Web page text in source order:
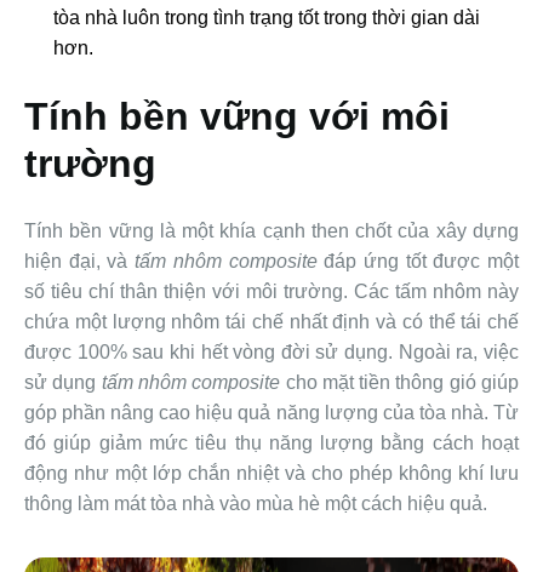
tòa nhà luôn trong tình trạng tốt trong thời gian dài
hơn.
Tính bền vững với môi
trường
Tính bền vững là một khía cạnh then chốt của xây dựng
hiện đại, vàtấm nhôm compositeđáp ứng tốt được một
số tiêu chí thân thiện với môi trường. Các tấm nhôm này
chứa một lượng nhôm tái chế nhất định và có thể tái chế
được 100% sau khi hết vòng đời sử dụng. Ngoài ra, việc
sử dụng tấm nhôm composite cho mặt tiền thông gió giúp
góp phần nâng cao hiệu quả năng lượng của tòa nhà. Từ
đó giúp giảm mức tiêu thụ năng lượng bằng cách hoạt
động như một lớp chắn nhiệt và cho phép không khí lưu
thông làm mát tòa nhà vào mùa hè một cách hiệu quả.